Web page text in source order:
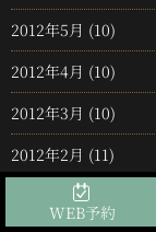
2012年5月 (10)
2012年4月 (10)
2012年3月 (10)
2012年2月 (11)
2012年1月(11)
WEB予約